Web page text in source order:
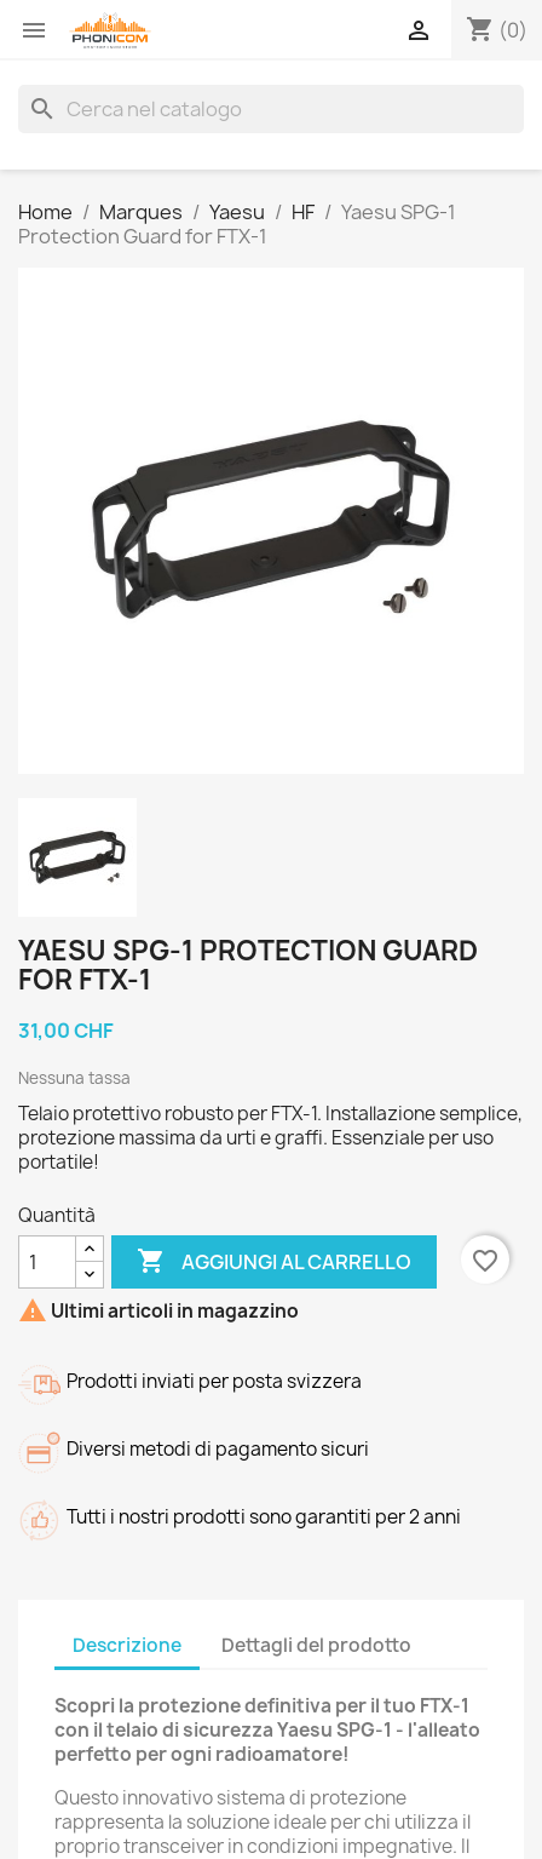
 shopping_cart (0)

search
Home Marques Yaesu HF
Yaesu SPG-1
Protection Guard for FTX-1
YAESU SPG-1 PROTECTION GUARD
FOR FTX-1
31,00 CHF
Nessuna tassa
Telaio protettivo robusto per FTX-1. Installazione semplice,
protezione massima da urti e graffi. Essenziale per uso
portatile!
Quantità
 AGGIUNGI AL CARRELLO
favorite_border
 Ultimi articoli in magazzino
Prodotti inviati per posta svizzera
Diversi metodi di pagamento sicuri
Tutti i nostri prodotti sono garantiti per 2 anni
Descrizione Dettagli del prodotto
Scopri la protezione definitiva per il tuo FTX-1
con il telaio di sicurezza Yaesu SPG-1 - l'alleato
perfetto per ogni radioamatore!
Questo innovativo sistema di protezione
rappresenta la soluzione ideale per chi utilizza il
proprio transceiver in condizioni impegnative. Il